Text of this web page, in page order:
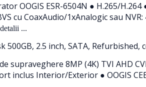
OOGIS ESR-6504N ● H.265/
cu CoaxAudio/1xAnalogic sau
detalii ...
500GB, 2.5 inch, SATA,
supraveghere 8MP (4K) TVI AHD
inclus Interior/Exterior ● OOGIS